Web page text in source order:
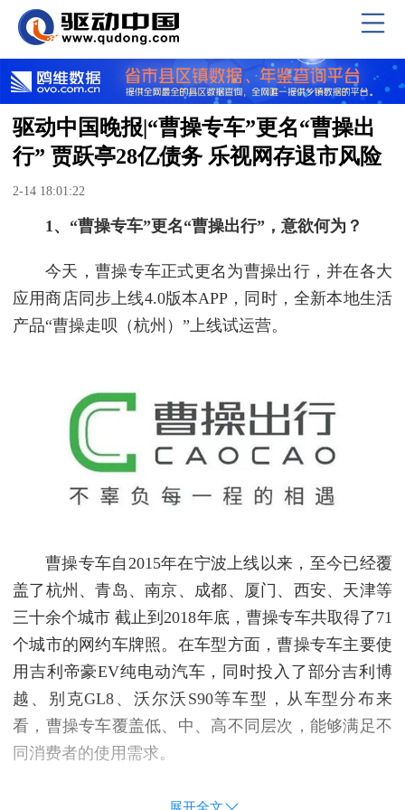
驱动中国晚报|“曹操专车”更名“曹操出
行” 贾跃亭28亿债务 乐视网存退市风险
2-14 18:01:22
1、“曹操专车”更名“曹操出行”，意欲何为？
今天，曹操专车正式更名为曹操出行，并在各大
应用商店同步上线4.0版本APP，同时，全新本地生活
产品“曹操走呗（杭州）”上线试运营。
曹操专车自2015年在宁波上线以来，至今已经覆
盖了杭州、青岛、南京、成都、厦门、西安、天津等
三十余个城市 截止到2018年底，曹操专车共取得了71
个城市的网约车牌照。在车型方面，曹操专车主要使
用吉利帝豪EV纯电动汽车，同时投入了部分吉利博
越、别克GL8、沃尔沃S90等车型，从车型分布来
看，曹操专车覆盖低、中、高不同层次，能够满足不
同消费者的使用需求。